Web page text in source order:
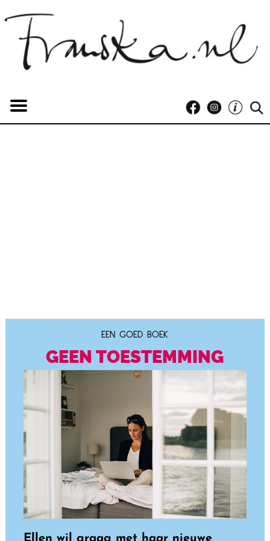
EEN GOED BOEK
GEEN TOESTEMMING